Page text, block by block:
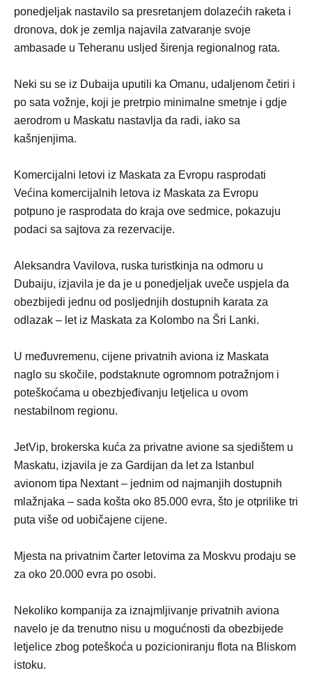
ponedjeljak nastavilo sa presretanjem dolazećih raketa i
dronova, dok je zemlja najavila zatvaranje svoje
ambasade u Teheranu usljed širenja regionalnog rata.
Neki su se iz Dubaija uputili ka Omanu, udaljenom četiri i
po sata vožnje, koji je pretrpio minimalne smetnje i gdje
aerodrom u Maskatu nastavlja da radi, iako sa
kašnjenjima.
Komercijalni letovi iz Maskata za Evropu rasprodati
Većina komercijalnih letova iz Maskata za Evropu
potpuno je rasprodata do kraja ove sedmice, pokazuju
podaci sa sajtova za rezervacije.
Aleksandra Vavilova, ruska turistkinja na odmoru u
Dubaiju, izjavila je da je u ponedjeljak uveče uspjela da
obezbijedi jednu od posljednjih dostupnih karata za
odlazak – let iz Maskata za Kolombo na Šri Lanki.
U međuvremenu, cijene privatnih aviona iz Maskata
naglo su skočile, podstaknute ogromnom potražnjom i
poteškoćama u obezbjeđivanju letjelica u ovom
nestabilnom regionu.
JetVip, brokerska kuća za privatne avione sa sjedištem u
Maskatu, izjavila je za Gardijan da let za Istanbul
avionom tipa Nextant – jednim od najmanjih dostupnih
mlažnjaka – sada košta oko 85.000 evra, što je otprilike tri
puta više od uobičajene cijene.
Mjesta na privatnim čarter letovima za Moskvu prodaju se
za oko 20.000 evra po osobi.
Nekoliko kompanija za iznajmljivanje privatnih aviona
navelo je da trenutno nisu u mogućnosti da obezbijede
letjelice zbog poteškoća u pozicioniranju flota na Bliskom
istoku.